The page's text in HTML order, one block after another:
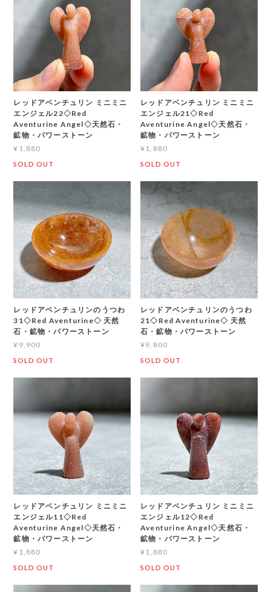
レッドアベンチュリン ミニミニ
エンジェル22◇Red
Aventurine Angel◇天然石・
鉱物・パワーストーン
¥1,880
SOLD OUT
レッドアベンチュリン ミニミニ
エンジェル21◇Red
Aventurine Angel◇天然石・
鉱物・パワーストーン
¥1,880
SOLD OUT
レッドアベンチュリンのうつわ
31◇Red Aventurine◇ 天然
石・鉱物・パワーストーン
¥9,900
SOLD OUT
レッドアベンチュリンのうつわ
21◇Red Aventurine◇ 天然
石・鉱物・パワーストーン
¥9,800
SOLD OUT
レッドアベンチュリン ミニミニ
エンジェル11◇Red
Aventurine Angel◇天然石・
鉱物・パワーストーン
¥1,880
SOLD OUT
レッドアベンチュリン ミニミニ
エンジェル12◇Red
Aventurine Angel◇天然石・
鉱物・パワーストーン
¥1,880
SOLD OUT